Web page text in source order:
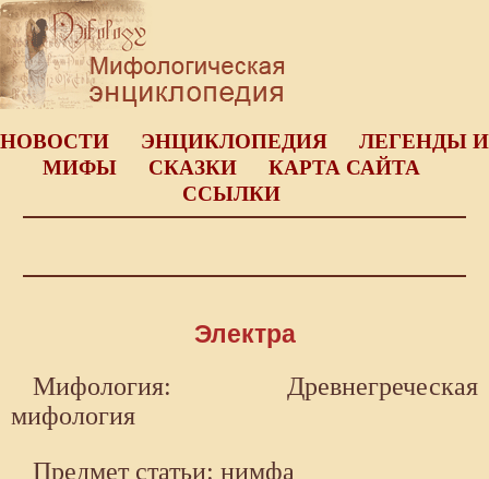
НОВОСТИ ЭНЦИКЛОПЕДИЯ
ЛЕГЕНДЫ И
МИФЫ
СКАЗКИ
КАРТА САЙТА
ССЫЛКИ
Электра
Мифология: Древнегреческая
мифология
Предмет статьи: нимфа